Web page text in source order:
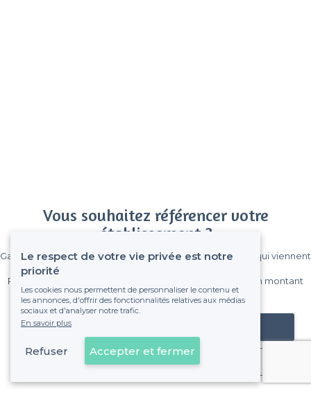
Vous souhaitez référencer votre
établissement ?
Gagnez de nombreux clients parmi le million de visiteurs qui viennent
Pas de commissions et sans engagement, vous payez un montant
fixe sans risque de voir déraper la facture.
Référencer mon établissement
Déjà client
Le respect de votre vie privée est notre
priorité
Les cookies nous permettent de personnaliser le contenu et
les annonces, d'offrir des fonctionnalités relatives aux médias
sociaux et d'analyser notre trafic.
En savoir plus
Refuser Accepter et fermer